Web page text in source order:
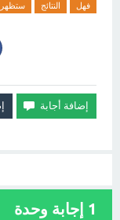
فهل
النتائج ستظهر
1 إجابة وحدة